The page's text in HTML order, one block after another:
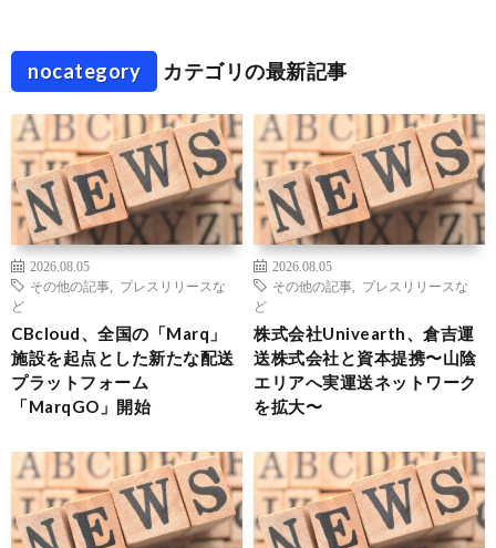
nocategory カテゴリの最新記事
2026.08.05
その他の記事
プレスリリースな
ど
CBcloud、全国の「Marq」
施設を起点とした新たな配送
プラットフォーム
「MarqGO」開始
2026.08.05
その他の記事
プレスリリースな
ど
株式会社Univearth、倉吉運
送株式会社と資本提携〜山陰
エリアへ実運送ネットワーク
を拡大〜